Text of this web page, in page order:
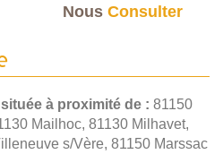
Nous Consulter
à proximité de : 81150
Mailhoc, 81130 Milhavet,
s/Vère, 81150 Marssac